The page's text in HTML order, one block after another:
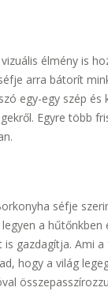
élmény is
arra bátorít
egy-egy szép
Egyre több
séfje
a
is gazdagítja. Ami
hogy a világ